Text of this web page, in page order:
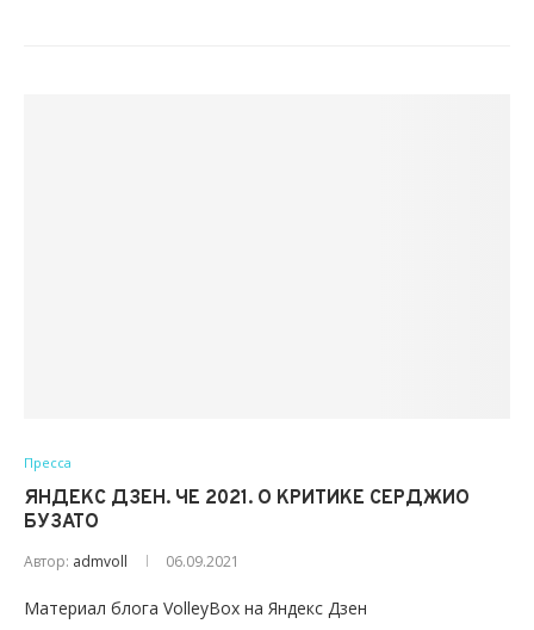
Пресса
ЯНДЕКС ДЗЕН. ЧЕ 2021. О КРИТИКЕ СЕРДЖИО
БУЗАТО
Автор: admvoll 06.09.2021
Материал блога VolleyBox на Яндекс Дзен